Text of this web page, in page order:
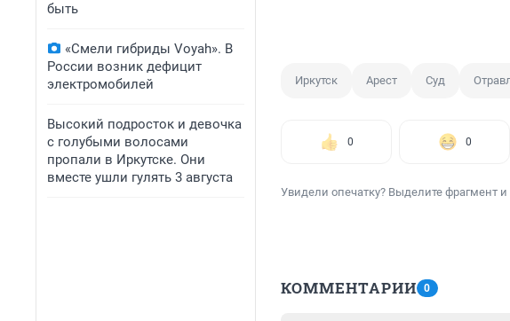
быть
«Смели гибриды Voyah». В
России возник дефицит
электромобилей
Высокий подросток и девочка
с голубыми волосами
пропали в Иркутске. Они
вместе ушли гулять 3 августа
Иркутск Арест Суд
0 0
Увидели опечатку? Выделите фрагмент
КОММЕНТАРИИ 0